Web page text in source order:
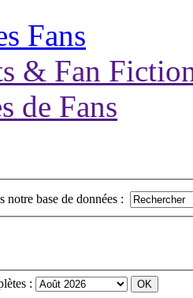
Fans
& Fan
de Fans
notre base de données :
: